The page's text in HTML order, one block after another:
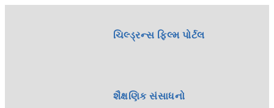
ચિલ્ડ્રન્સ ફિલ્મ પોર્ટલ
શૈક્ષણિક સંસાધનો